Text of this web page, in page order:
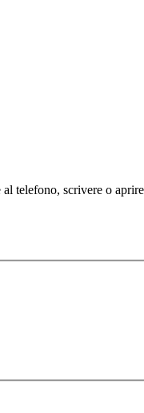
telefono, scrivere o